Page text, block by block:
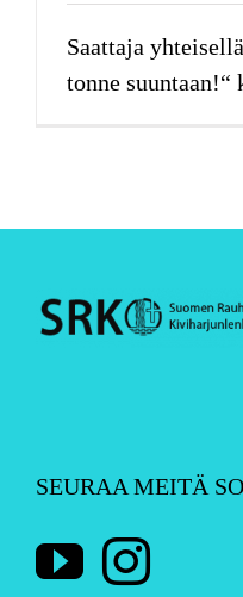
Saattaja
tonne suuntaan!“
SEURAA MEITÄ